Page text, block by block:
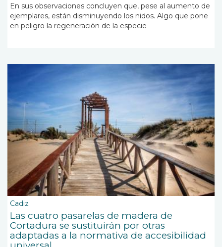
En sus observaciones concluyen que, pese al aumento de
ejemplares, están disminuyendo los nidos. Algo que pone
en peligro la regeneración de la especie
Cadiz
Las cuatro pasarelas de madera de
Cortadura se sustituirán por otras
adaptadas a la normativa de accesibilidad